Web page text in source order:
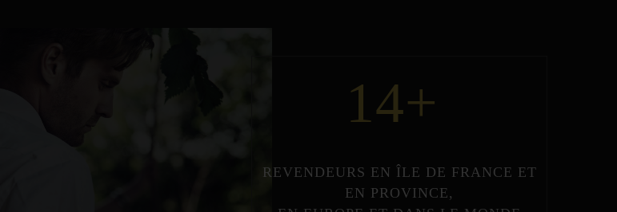
14+
REVENDEURS EN ÎLE DE FRANCE ET
EN PROVINCE,